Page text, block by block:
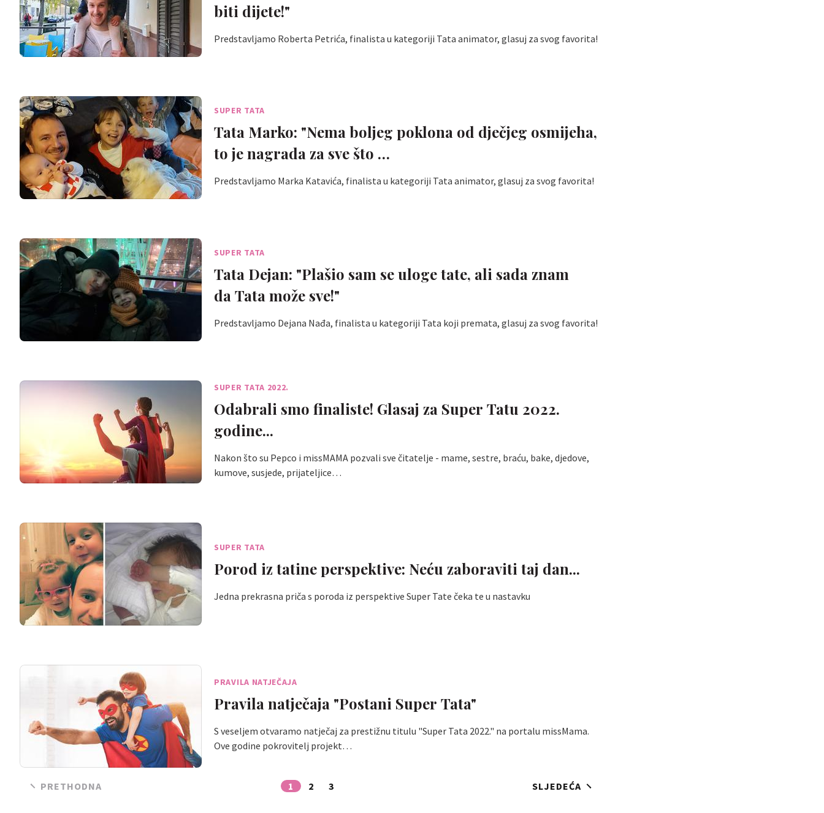
biti dijete!"
Predstavljamo Roberta Petrića, finalista u kategoriji Tata animator, glasuj za svog favorita!
SUPER TATA
Tata Marko: "Nema boljeg poklona od dječjeg osmijeha,
to je nagrada za sve što …
Predstavljamo Marka Katavića, finalista u kategoriji Tata animator, glasuj za svog favorita!
SUPER TATA
Tata Dejan: "Plašio sam se uloge tate, ali sada znam
da Tata može sve!"
Predstavljamo Dejana Nađa, finalista u kategoriji Tata koji premata, glasuj za svog favorita!
SUPER TATA 2022.
Odabrali smo finaliste! Glasaj za Super Tatu 2022.
godine...
Nakon što su Pepco i missMAMA pozvali sve čitatelje - mame, sestre, braću, bake, djedove,
kumove, susjede, prijateljice…
SUPER TATA
Porod iz tatine perspektive: Neću zaboraviti taj dan...
Jedna prekrasna priča s poroda iz perspektive Super Tate čeka te u nastavku
PRAVILA NATJEČAJA
Pravila natječaja "Postani Super Tata"
S veseljem otvaramo natječaj za prestižnu titulu "Super Tata 2022." na portalu missMama.
Ove godine pokrovitelj projekt…
PRETHODNA 1 2 3 SLJEDEĆA